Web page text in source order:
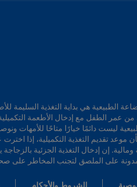
الطبيعية هي بداية التغذية السليمة
من عمر الطفل مع إدخال الأطعمة
ليست دائمًا خيارًا متاحًا
موعد تقديم التغذية التكميلية، إذا
ومالية. إن إدخال التغذية الجزئية
على الملصق لتجنب المخاطر على